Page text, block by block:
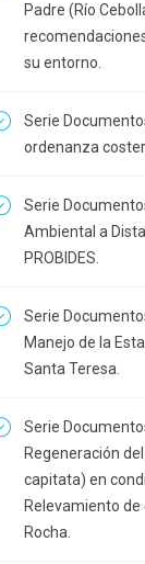
Padre (Río
su entorno.
Serie
ordenanza
Serie
Ambiental a
PROBIDES.
Serie
Manejo de la
Santa Teresa.
Serie
Regeneración
capitata) en
Relevamiento
Rocha.